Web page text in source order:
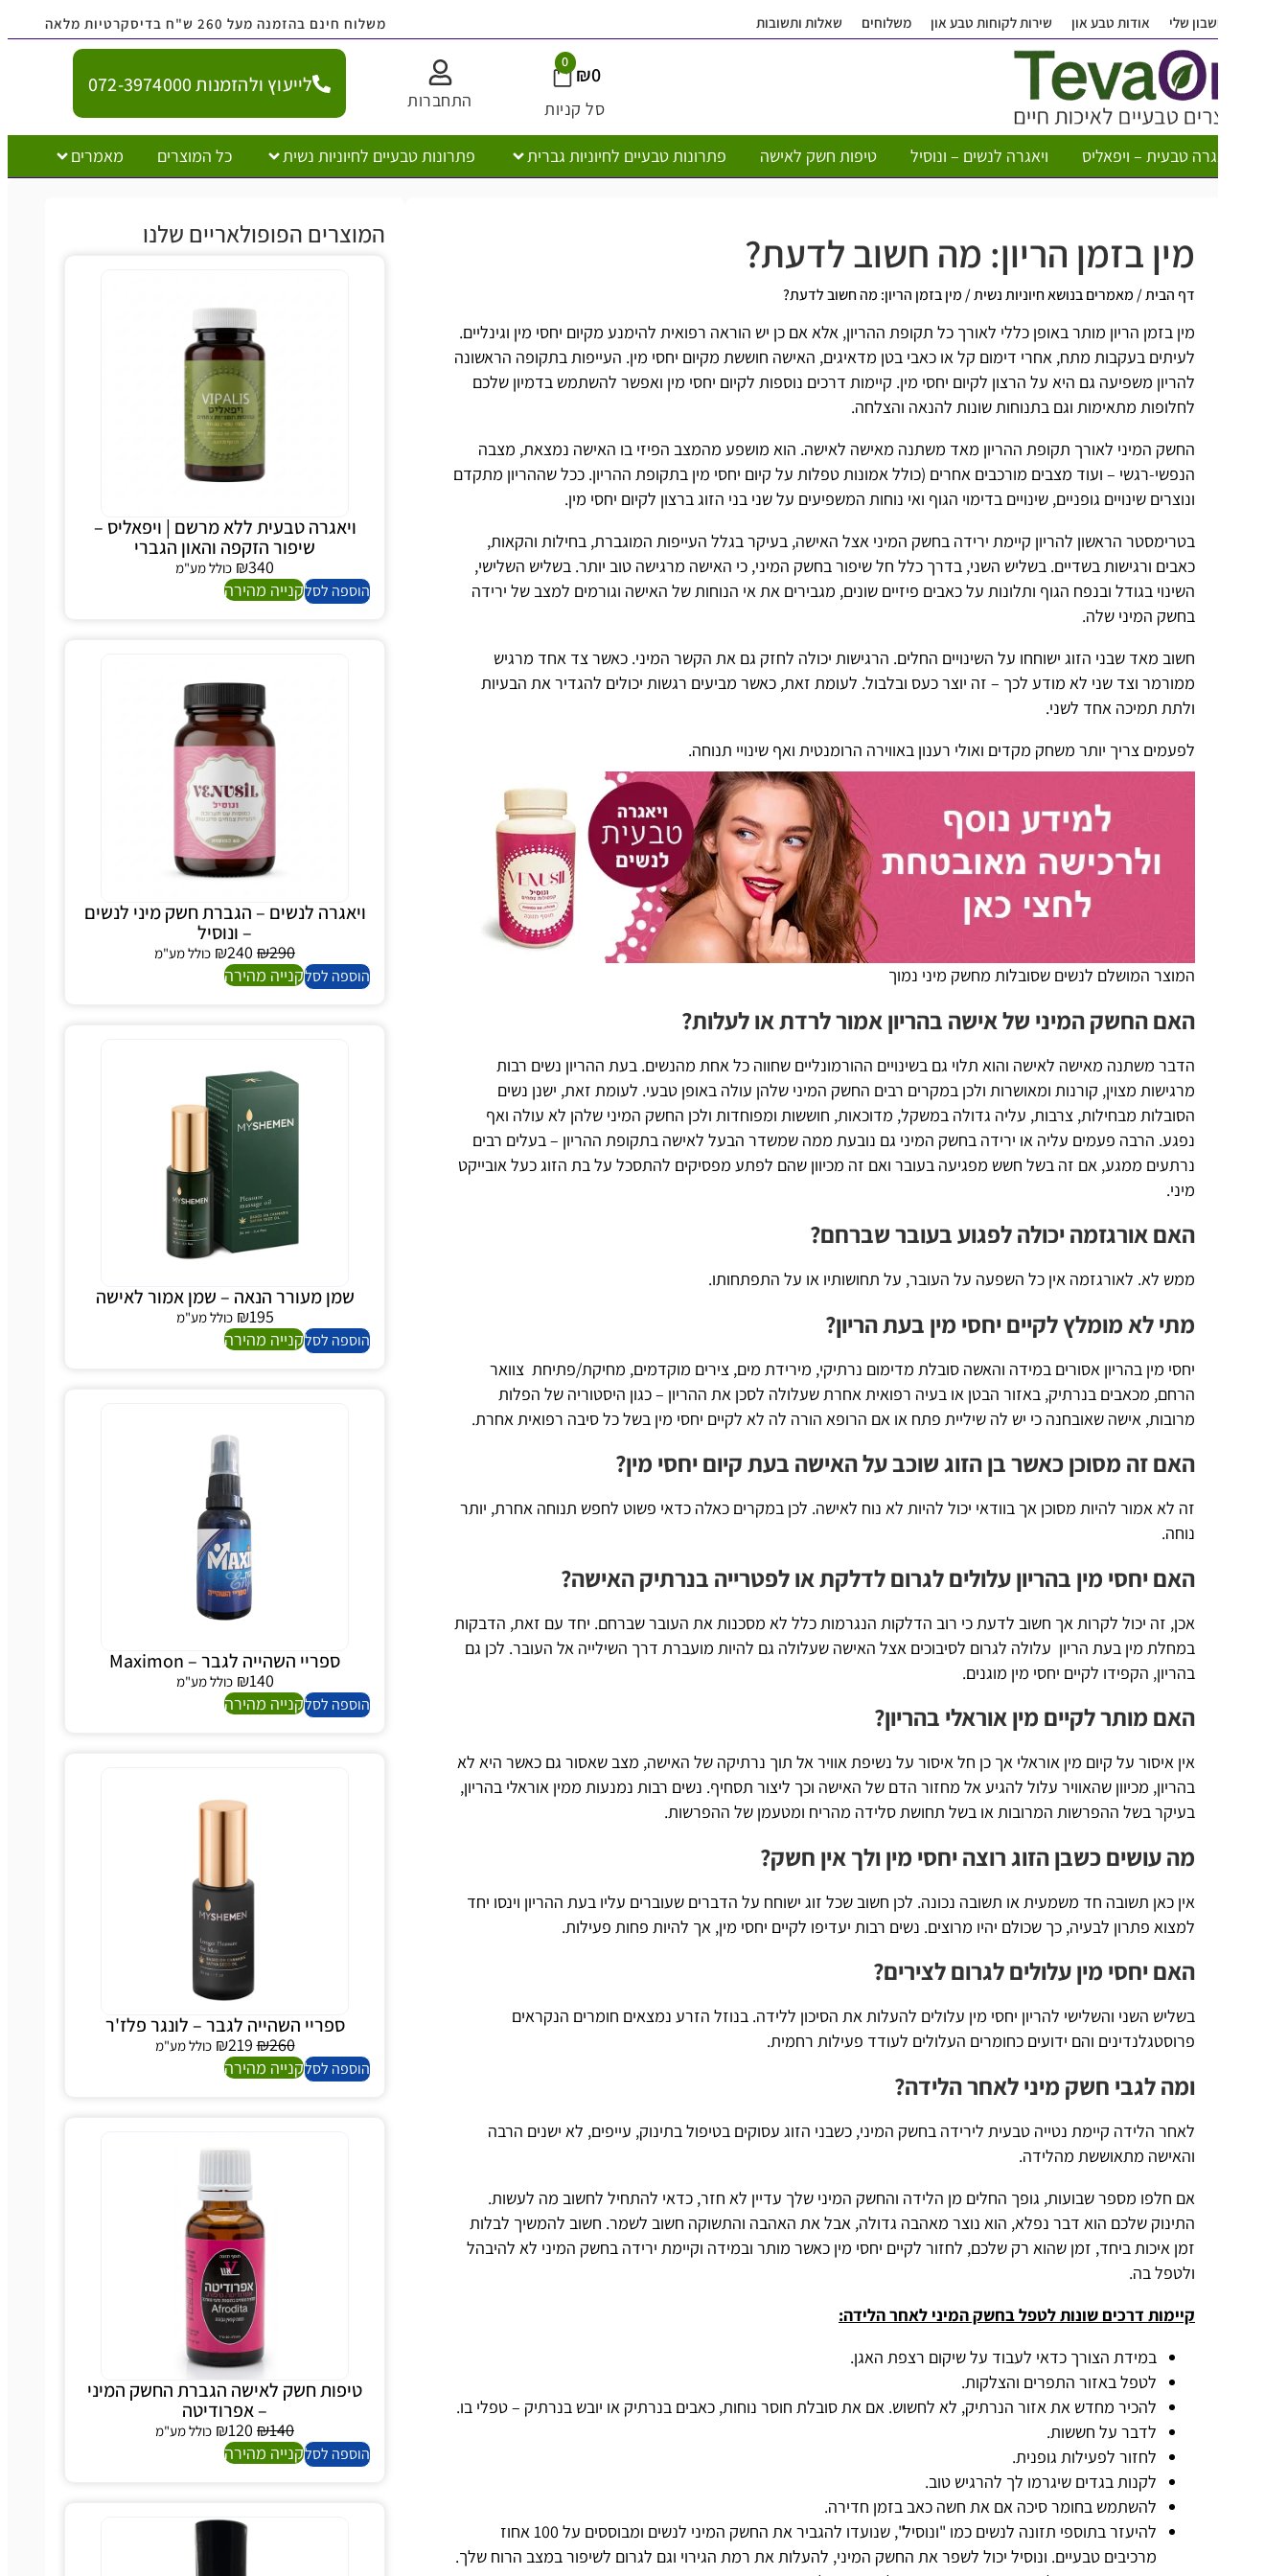
אודות טבע און שירות לקוחות טבע און משלוחים שאלות ותשובות משלוח חינם בהזמנה מעל 260 ש"ח בדיסקרטיות מלאה
לייעוץ ולהזמנות 072-3974000
טבעית – ויפאליס ויאגרה לנשים – ונוסיל טיפות חשק לאישה פתרונות טבעיים לחיוניות גברית פתרונות טבעיים לחיוניות נשית כל המוצרים מאמרים
מין בזמן הריון: מה חשוב לדעת?
מאמרים בנושא חיוניות נשית/מין בזמן הריון: מה חשוב לדעת?
מין בזמן הריון מותר באופן כללי לאורך כל תקופת ההריון, אלא אם כן יש הוראה רפואית להימנע מקיום יחסי מין וגינליים.
לעיתים בעקבות מתח, אחרי דימום קל או כאבי בטן מדאיגים, האישה חוששת מקיום יחסי מין. העייפות בתקופה הראשונה
להריון משפיעה גם היא על הרצון לקיום יחסי מין. קיימות דרכים נוספות לקיום יחסי מין ואפשר להשתמש בדמיון שלכם
לחלופות מתאימות וגם בתנוחות שונות להנאה והצלחה.
החשק המיני לאורך תקופת ההריון מאד משתנה מאישה לאישה. הוא מושפע מהמצב הפיזי בו האישה נמצאת, מצבה
הנפשי-רגשי – ועוד מצבים מורכבים אחרים (כולל אמונות טפלות על קיום יחסי מין בתקופת ההריון. ככל שההריון מתקדם
ונוצרים שינויים גופניים, שינויים בדימוי הגוף ואי נוחות המשפיעים על שני בני הזוג ברצון לקיום יחסי מין.
בטרימסטר הראשון להריון קיימת ירידה בחשק המיני אצל האישה, בעיקר בגלל העייפות המוגברת, בחילות והקאות,
כאבים ורגישות בשדיים. בשליש השני, בדרך כלל חל שיפור בחשק המיני, כי האישה מרגישה טוב יותר. בשליש השלישי,
השינוי בגודל ובנפח הגוף ותלונות על כאבים פיזיים שונים, מגבירים את אי הנוחות של האישה וגורמיםלמצב של ירידה
בחשק המיני שלה.
חשוב מאד שבני הזוג ישוחחו על השינויים החלים. הרגישות יכולה לחזק גם את הקשר המיני. כאשר צד אחד מרגיש
ממורמר וצד שני לא מודע לכך – זה יוצר כעס ובלבול. לעומת זאת, כאשר מביעים רגשות יכולים להגדיר את הבעיות
ולתת תמיכה אחד לשני.
לפעמים צריך יותר משחק מקדים ואולי רענון באווירה הרומנטית ואף שינויי תנוחה.
המוצר המושלם לנשים שסובלות מחשק מיני נמוך
האם החשק המיני של אישה בהריון אמור לרדת או לעלות?
הדבר משתנה מאישה לאישה והוא תלוי גם בשינויים ההורמונליים שחווה כל אחת מהנשים. בעת ההריון נשים רבות
מרגישות מצוין, קורנות ומאושרות ולכן במקרים רבים החשק המיני שלהן עולה באופן טבעי. לעומת זאת, ישנן נשים
הסובלות מבחילות, צרבות, עליה גדולה במשקל, מדוכאות, חוששות ומפוחדות ולכן החשק המיני שלהן לא עולה ואף
נפגע. הרבה פעמים עליה או ירידה בחשק המיני גם נובעת ממה שמשדר הבעל לאישה בתקופת ההריון – בעלים רבים
נרתעים ממגע, אם זה בשל חשש מפגיעה בעובר ואם זה מכיוון שהם לפתע מפסיקים להתסכל על בת הזוג כעל אובייקט
האם אורגזמה יכולה לפגוע בעובר שברחם?
ממש לא. לאורגזמה אין כל השפעה על העובר, על תחושותיו או על התפתחותו.
מתי לא מומלץ לקיים יחסי מין בעת הריון?
יחסי מין בהריון אסורים במידה והאשה סובלת מדימום נרתיקי, מירידת מים, צירים מוקדמים, מחיקת/פתיחת צוואר
הרחם, מכאבים בנרתיק, באזור הבטן או בעיה רפואית אחרת שעלולה לסכן את ההריון – כגון היסטוריה של הפלות
מרובות, אישה שאובחנה כי יש לה שיליית פתח או אם הרופא הורה לה לא לקיים יחסי מין בשל כל סיבה רפואית אחרת.
האם זה מסוכן כאשר בן הזוג שוכב על האישה בעת קיום יחסי מין?
זה לא אמור להיות מסוכן אך בוודאי יכול להיות לא נוח לאישה. לכן במקרים כאלה כדאי פשוט לחפש תנוחה אחרת, יותר
האם יחסי מין בהריון עלולים לגרום לדלקת או לפטרייה בנרתיק האישה?
אכן, זה יכול לקרות אך חשוב לדעת כי רוב הדלקות הנגרמות כלל לא מסכנות את העובר שברחם. יחד עם זאת, הדבקות
במחלת מין בעת הריון עלולה לגרום לסיבוכים אצל האישה שעלולה גם להיות מועברת דרך השילייה אל העובר. לכן גם
בהריון, הקפידו לקיים יחסי מין מוגנים.
האם מותר לקיים מין אוראלי בהריון?
אין איסור על קיום מין אוראלי אך כן חל איסור על נשיפת אוויר אל תוך נרתיקה של האישה, מצב שאסור גם כאשר היא לא
בהריון, מכיוון שהאוויר עלול להגיע אל מחזור הדם של האישה וכך ליצור תסחיף. נשים רבות נמנעות ממין אוראלי בהריון,
בעיקר בשל ההפרשות המרובות או בשל תחושת סלידה מהריח ומטעמן של ההפרשות.
מה עושים כשבן הזוג רוצה יחסי מין ולך אין חשק?
אין כאן תשובה חד משמעית או תשובה נכונה. לכן חשוב שכל זוג ישוחח על הדברים שעוברים עליו בעת ההריון וינסו יחד
למצוא פתרון לבעיה, כך שכולם יהיו מרוצים. נשים רבות יעדיפו לקיים יחסי מין, אך להיות פחות פעילות.
האם יחסי מין עלולים לגרום לצירים?
בשליש השני והשלישי להריון יחסי מין עלולים להעלות את הסיכון ללידה. בנוזל הזרע נמצאים חומרים הנקראים
פרוסטגלנדינים והם ידועים כחומרים העלולים לעודד פעילות רחמית.
ומה לגבי חשק מיני לאחר הלידה?
לאחר הלידה קיימת נטייה טבעית לירידה בחשק המיני, כשבני הזוג עסוקים בטיפול בתינוק, עייפים, לא ישנים הרבה
והאישה מתאוששת מהלידה.
אם חלפו מספר שבועות, גופך החלים מן הלידה והחשק המיני שלך עדיין לא חזר, כדאי להתחיל לחשוב מה לעשות.
התינוק שלכם הוא דבר נפלא, הוא נוצר מאהבה גדולה, אבל את האהבה והתשוקה חשוב לשמר. חשוב להמשיך לבלות
זמן איכות ביחד, זמן שהוא רק שלכם, לחזור לקיים יחסי מין כאשר מותר ובמידה וקיימת ירידה בחשק המיני לא להיבהל
קיימות דרכים שונות לטפל בחשק המיני לאחר הלידה:
במידת הצורך כדאי לעבוד על שיקום רצפת האגן.
לטפל באזור התפרים והצלקות.
להכיר מחדש את אזור הנרתיק, לא לחשוש. אם את סובלת חוסר נוחות,כאבים בנרתיקאו יובש בנרתיק – טפלי בו.
לדבר על חששות.
לחזור לפעילות גופנית.
לקנות בגדים שיגרמו לך להרגיש טוב.
להשתמש בחומר סיכה אם את חשה כאב בזמן חדירה.
להיעזר בתוספי תזונה לנשים כמו "ונוסיל", שנועדו להגביר את החשק המיני לנשים ומבוססים על 100 אחוז
מרכיבים טבעיים. ונוסיל יכול לשפר את החשק המיני, להעלות את רמת הגירוי וגם לגרום לשיפור במצב הרוח שלך.
המוצרים הפופולאריים שלנו
ויאגרה טבעית ללא מרשם | ויפאליס –
שיפור הזקפה והאון הגברי
כולל מע"מ
קנייה מהירה
ויאגרה לנשים – הגברת חשק מיני לנשים
₪ כולל מע"מ
קנייה מהירה
שמן מעורר הנאה – שמן אמור לאישה
כולל מע"מ
קנייה מהירה
ספריי השהייה לגבר – Maximon
כולל מע"מ
קנייה מהירה
ספריי השהייה לגבר – לונגר פלז'ר
₪ כולל מע"מ
קנייה מהירה
טיפות חשק לאישה הגברת החשק המיני
– אפרודיטה
₪ כולל מע"מ
קנייה מהירה